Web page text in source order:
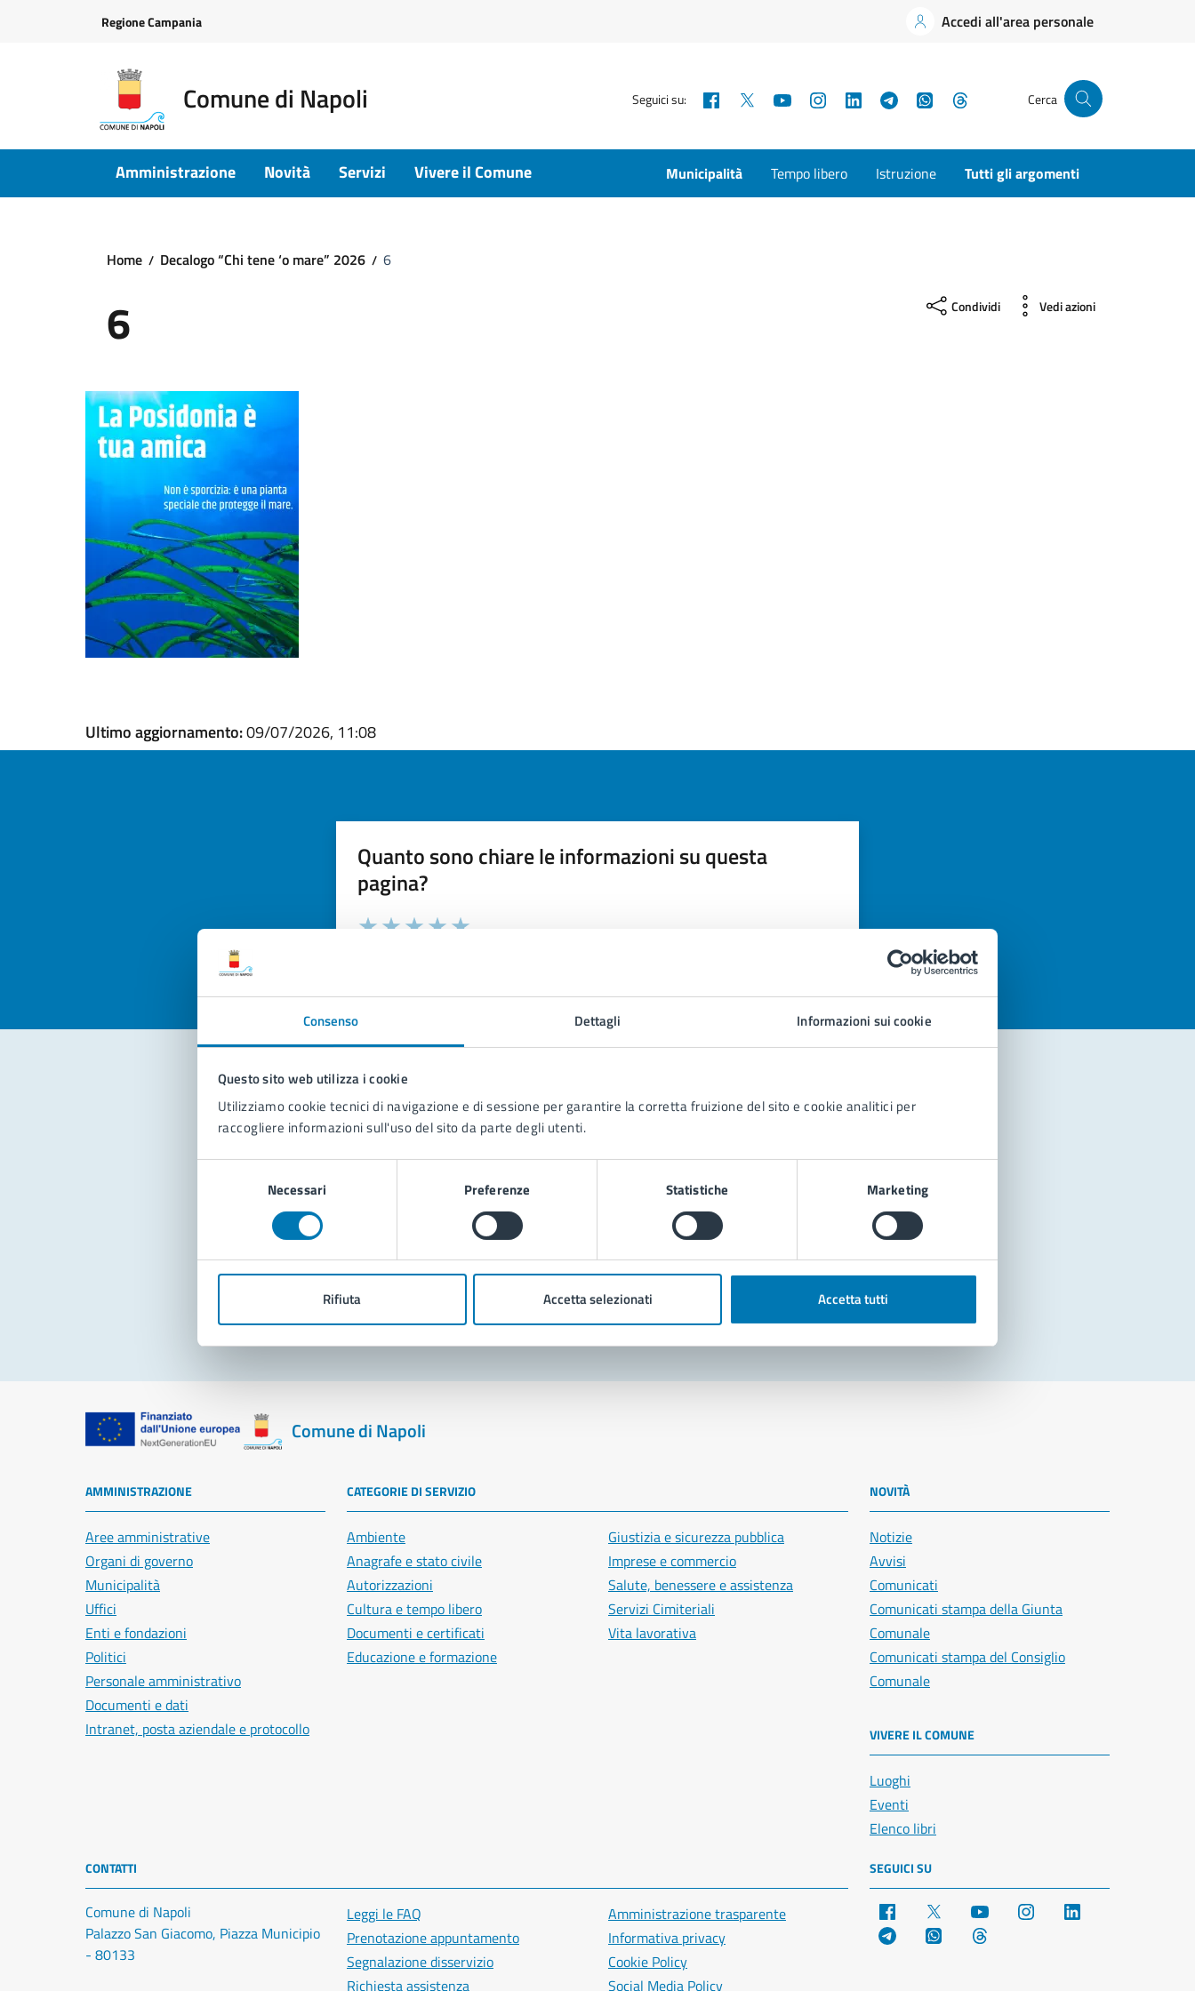
Consenso Dettagli Informazioni sui cookie
Questo sito web utilizza i cookie
Utilizziamo cookie tecnici di navigazione e di sessione per garantire la corretta fruizione del sito e cookie analitici per
raccogliere informazioni sull'uso del sito da parte degli utenti.
Necessari Preferenze Statistiche Marketing
Rifiuta Accetta selezionati Accetta tutti
Regione Campania Accedi all'area personale
Comune di Napoli Seguici su: Facebook YouTubeInstagramLinkedInTelegramWhatsApp Cerca
Amministrazione Novità Servizi Vivere il Comune Municipalità Tempo libero Istruzione Tutti gli argomenti
Home Decalogo “Chi tene ‘o mare” 2026 6
6 Condividi Vedi azioni
Ultimo aggiornamento:09/07/2026, 11:08
Quanto sono chiare le informazioni su questa
pagina?
Valuta la chiarezza delle informazioni (da 1 a 5 stelle)
Seleziona il numero di stelle per valutare la chiarezza delle informazioni
Contatta il comune
Richiedi assistenza
Prenota appuntamento
Problemi in città
Comune di Napoli
AMMINISTRAZIONE
Aree amministrative
Organi di governo
Municipalità
Uffici
Enti e fondazioni
Politici
Personale amministrativo
Documenti e dati
Intranet, posta aziendale e protocollo
CATEGORIE DI SERVIZIO
Ambiente
Anagrafe e stato civile
Autorizzazioni
Cultura e tempo libero
Documenti e certificati
Educazione e formazione
Giustizia e sicurezza pubblica
Imprese e commercio
Salute, benessere e assistenza
Servizi Cimiteriali
Vita lavorativa
NOVITÀ
Notizie
Avvisi
Comunicati
Comunicati stampa della Giunta
Comunale
Comunicati stampa del Consiglio
Comunale
VIVERE IL COMUNE
Luoghi
Eventi
Elenco libri
CONTATTI
Comune di Napoli
Palazzo San Giacomo, Piazza Municipio
- 80133
Leggi le FAQ
Prenotazione appuntamento
Segnalazione disservizio
Richiesta assistenza
Amministrazione trasparente
Informativa privacy
Cookie Policy
Social Media Policy
SEGUICI SU
Facebook YouTube Instagram
Telegram WhatsApp